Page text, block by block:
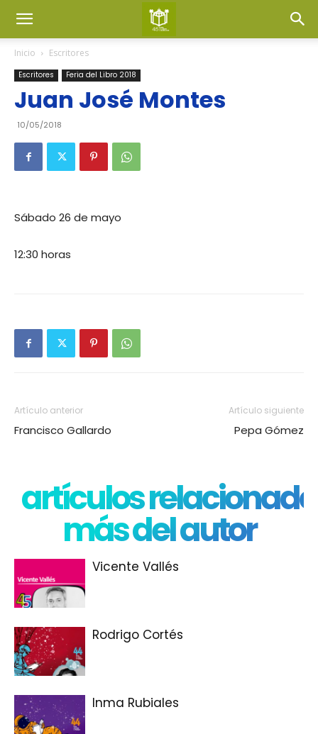
Inicio Escritores
Escritores Feria del Libro 2018
Juan José Montes
10/05/2018
Sábado 26 de mayo
12:30 horas
Artículo anterior
Francisco Gallardo
Artículo siguiente
Pepa Gómez
artículos
más del autor
Vicente Vallés
Rodrigo Cortés
Inma Rubiales